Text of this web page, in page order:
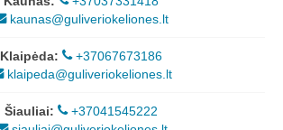
kaunas@guliveriokeliones.lt
Klaipėda:
+37067673186
klaipeda@guliveriokeliones.lt
Šiauliai:
+37041545222